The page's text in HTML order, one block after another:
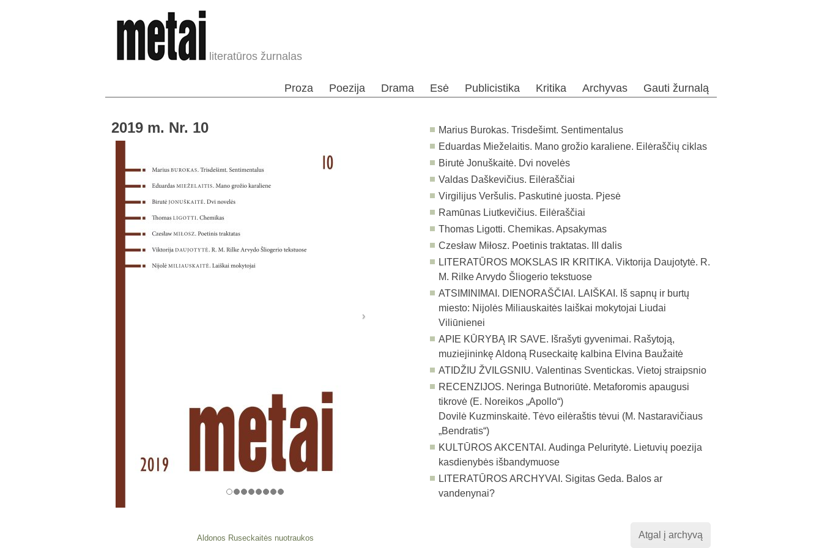
literatūros žurnalas
Proza Poezija Drama Esė Publicistika Kritika Archyvas Gauti žurnalą
2019 m. Nr. 10
Aldonos Ruseckaitės nuotraukos
Marius Burokas. Trisdešimt. Sentimentalus
Eduardas Mieželaitis. Mano grožio karaliene. Eilėraščių ciklas
Birutė Jonuškaitė. Dvi novelės
Valdas Daškevičius. Eilėraščiai
Virgilijus Veršulis. Paskutinė juosta. Pjesė
Ramūnas Liutkevičius. Eilėraščiai
Thomas Ligotti. Chemikas. Apsakymas
Czesław Miłosz. Poetinis traktatas. III dalis
LITERATŪROS MOKSLAS IR KRITIKA. Viktorija Daujotytė. R.
M. Rilke Arvydo Šliogerio tekstuose
ATSIMINIMAI. DIENORAŠČIAI. LAIŠKAI. Iš sapnų ir burtų
miesto: Nijolės Miliauskaitės laiškai mokytojai Liudai
Viliūnienei
APIE KŪRYBĄ IR SAVE. I šrašyti gyvenimai. Rašytoją,
muziejininkę Aldoną Ruseckaitę kalbina Elvina Baužaitė
ATIDŽIU ŽVILGSNIU. Valentinas Sventickas. Vietoj straipsnio
RECENZIJOS. Neringa Butnoriūtė. Metaforomis apaugusi
tikrovė (E. Noreikos „Apollo“)
Dovilė Kuzminskaitė. Tėvo eilėraštis tėvui (M. Nastaravičiaus
„Bendratis“)
KULTŪROS AKCENTAI. Audinga Peluritytė. Lietuvių poezija
kasdienybės išbandymuose
LITERATŪROS ARCHYVAI. Sigitas Geda. Balos ar
vandenynai?
Atgal į archyvą